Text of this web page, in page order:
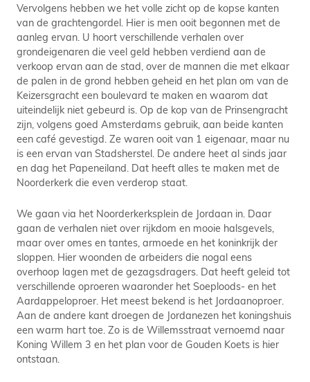
Vervolgens hebben we het volle zicht op de kopse kanten
van de grachtengordel. Hier is men ooit begonnen met de
aanleg ervan. U hoort verschillende verhalen over
grondeigenaren die veel geld hebben verdiend aan de
verkoop ervan aan de stad, over de mannen die met elkaar
de palen in de grond hebben geheid en het plan om van de
Keizersgracht een boulevard te maken en waarom dat
uiteindelijk niet gebeurd is. Op de kop van de Prinsengracht
zijn, volgens goed Amsterdams gebruik, aan beide kanten
een café gevestigd. Ze waren ooit van 1 eigenaar, maar nu
is een ervan van Stadsherstel. De andere heet al sinds jaar
en dag het Papeneiland. Dat heeft alles te maken met de
Noorderkerk die even verderop staat.
We gaan via het Noorderkerksplein de Jordaan in. Daar
gaan de verhalen niet over rijkdom en mooie halsgevels,
maar over omes en tantes, armoede en het koninkrijk der
sloppen. Hier woonden de arbeiders die nogal eens
overhoop lagen met de gezagsdragers. Dat heeft geleid tot
verschillende oproeren waaronder het Soeploods- en het
Aardappeloproer. Het meest bekend is het Jordaanoproer.
Aan de andere kant droegen de Jordanezen het koningshuis
een warm hart toe. Zo is de Willemsstraat vernoemd naar
Koning Willem 3 en het plan voor de Gouden Koets is hier
ontstaan.